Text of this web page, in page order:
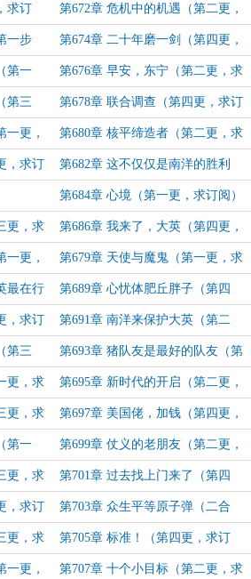
更，求订阅）
求订 第672章 危机中的机遇（第二更，
求订阅）
一步 第674章 二十年磨一剑（第四更，
求订阅）
第一 第676章 早安，东宁（第二更，求
订阅）
第三 第678章 联合调查（第四更，求订
阅）
一更， 第680章 核平缔造者（第二更，求
订阅）
，求订 第682章 这不仅仅是南洋的胜利
（第四更，求订阅）
第684章 心境（第一更，求订阅）
更，求 第686章 我来了，大英（第四更，
求订阅）
一更， 第679章 天使与魔鬼（第一更，求
订阅）
最在行 第689章 心忧体肥丘胖子（第四
更，求订阅）
，求订 第691章 南洋来保护大英（第二
更，求订阅）
第三 第693章 猪队友是最好的队友（第
四更，求订阅）
更，求 第695章 新时代的开启（第二更，
求订阅）
更，求 第697章 美国佬，加钱（第四更，
求订阅）
第一 第699章 仗义的老朋友（第二更，
求订阅）
更，求 第701章 过去找上门来了（第四
更，求订阅）
，求订 第703章 众生平等原子弹（二合
一，求订阅）
更，求 第705章 标准！（第四更，求订
阅）
一更， 第707章 十个小目标（第二更，求